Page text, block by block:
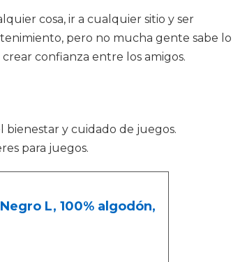
cosa, ir a cualquier sitio y ser
pero no mucha gente sabe lo
confianza entre los amigos.
bienestar y cuidado de juegos.
para juegos.
L, 100% algodón,